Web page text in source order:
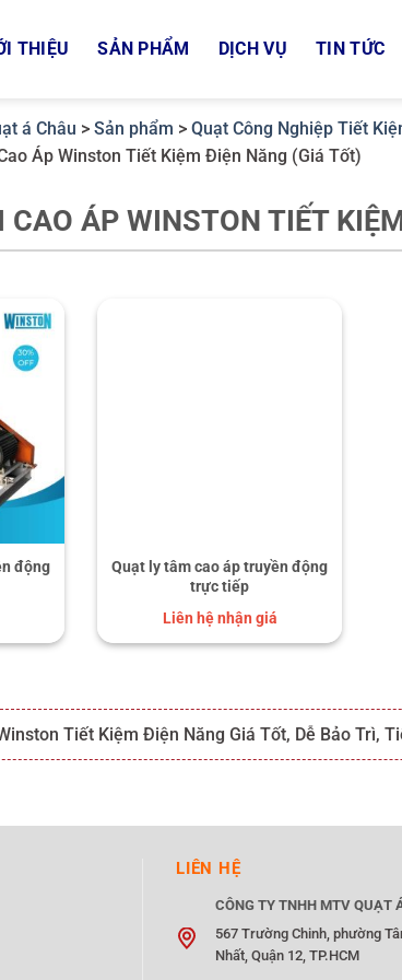
THIỆU SẢN PHẨM DỊCH VỤ TIN TỨC
á Châu > Sản phẩm > Quạt Công Nghiệp Tiết
Áp Winston Tiết Kiệm Điện Năng (Giá Tốt)
CAO ÁP WINSTON TIẾT
động
Quạt ly tâm cao áp truyền động
trực tiếp
Liên hệ nhận giá
Tiết Kiệm Điện Năng Giá Tốt, Dễ Bảo Trì,
LIÊN HỆ
CÔNG TY TNHH MTV QUẠT
567 Trường Chinh, phường
Nhất, Quận 12, TP.HCM